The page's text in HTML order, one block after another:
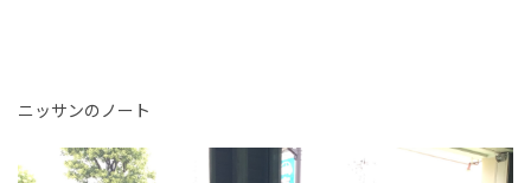
ニッサンのノート